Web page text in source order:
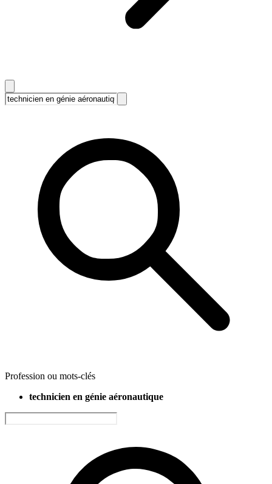
Profession ou mots-clés
technicien en génie aéronautique